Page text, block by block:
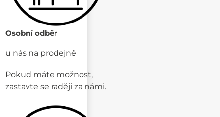
Osobní odběr
u nás na prodejně
Pokud máte možnost,
zastavte se raději za námi.